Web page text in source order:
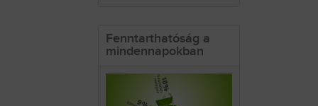
Fenntarthatóság a
mindennapokban